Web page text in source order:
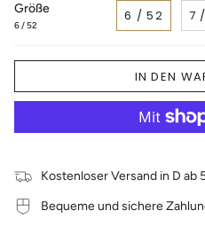
Größe
6 / 52
6 / 52 7
IN DEN
Kostenloser Versand in D ab
Bequeme und sichere